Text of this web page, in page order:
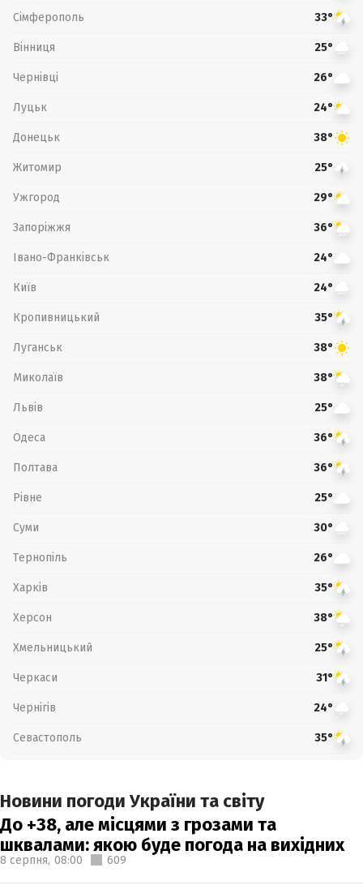
Сімферополь 33°
Вінниця 25°
Чернівці 26°
Луцьк 24°
Донецьк 38°
Житомир 25°
Ужгород 29°
Запоріжжя 36°
Івано-Франківськ 24°
Київ 24°
Кропивницький 35°
Луганськ 38°
Миколаїв 38°
Львів 25°
Одеса 36°
Полтава 36°
Рівне 25°
Суми 30°
Тернопіль 26°
Харків 35°
Херсон 38°
Хмельницький 25°
Черкаси 31°
Чернігів 24°
Севастополь 35°
Новини погоди України та світу
До +38, але місцями з грозами та
шквалами: якою буде погода на вихідних
8 серпня, 08:00 609